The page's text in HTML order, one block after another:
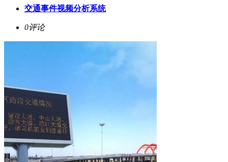
交通事件视频分析系统
0评论